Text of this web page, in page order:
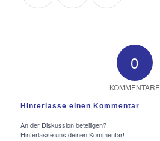
0
KOMMENTARE
Hinterlasse einen Kommentar
An der Diskussion beteiligen?
Hinterlasse uns deinen Kommentar!